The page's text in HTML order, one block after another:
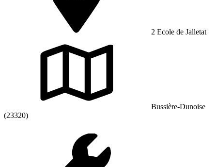
2 Ecole de Jalletat
Bussière-Dunoise
(23320)